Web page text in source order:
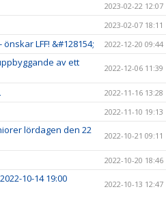
2023-02-22 12:07
2023-02-07 18:11
LFF! &#128154; 2022-12-20 09:44
av ett
2022-12-06 11:39
2022-11-16 13:28
2022-11-10 19:13
lördagen den 22
2022-10-21 09:11
2022-10-20 18:46
10-14 19:00
2022-10-13 12:47